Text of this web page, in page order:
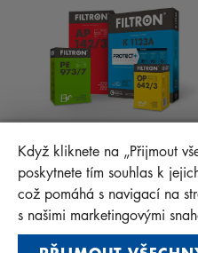
FAQ
MANN+HUMMEL FT Poland
Sp. z o. o. Sp. k.
ul. Wrocławska 145, 63-
Privacy Statement
Imprint
Když kliknete na „Přijmout
poskytnete tím souhlas k
což pomáhá s navigací na
s našimi marketingovými